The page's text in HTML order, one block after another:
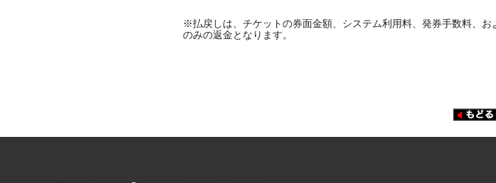
※払戻しは、チケットの券面金額、システム利用料、発券手数料、
のみの返金となります。